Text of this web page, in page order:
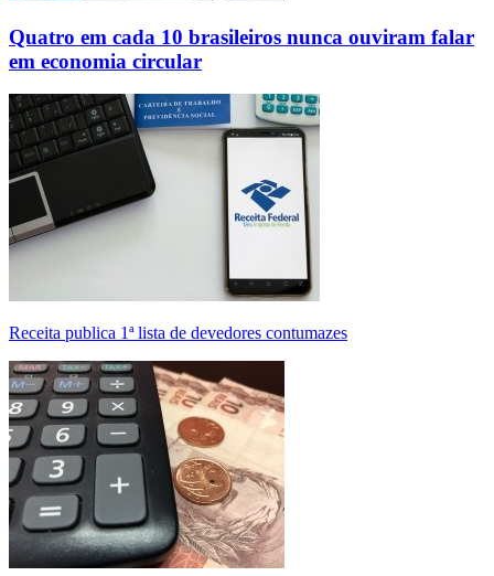
Quatro em cada 10 brasileiros nunca ouviram falar
em economia circular
Receita publica 1ª lista de devedores contumazes